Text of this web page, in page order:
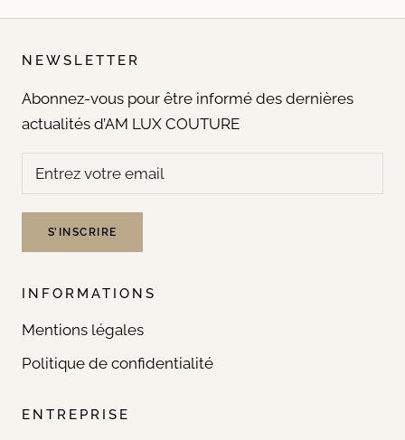
NEWSLETTER
Abonnez-vous pour être informé des dernières
actualités d’AM LUX COUTURE
S’INSCRIRE
INFORMATIONS
Mentions légales
Politique de confidentialité
ENTREPRISE